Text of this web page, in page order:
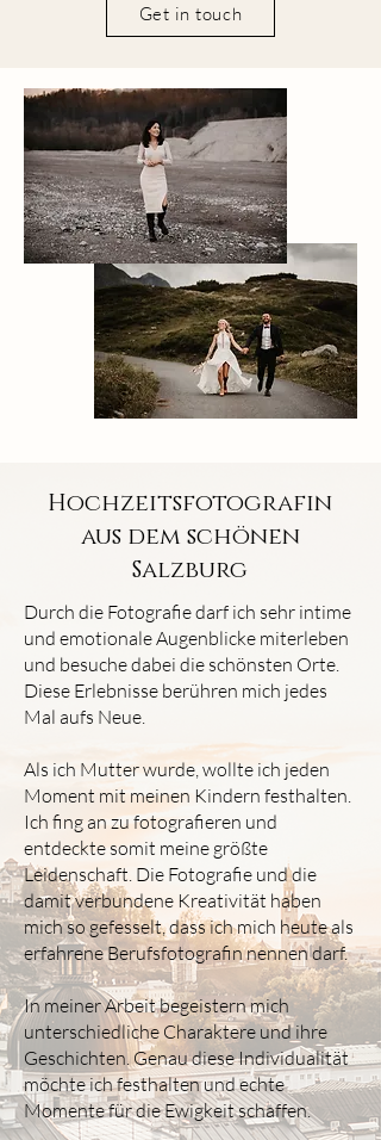
Get in touch
Hochzeitsfotografin
aus dem schönen
Salzburg
Durch die Fotografie darf ich sehr intime
und emotionale Augenblicke miterleben
und besuche dabei die schönsten Orte.
Diese Erlebnisse berühren mich jedes
Mal aufs Neue.
Als ich Mutter wurde, wollte ich jeden
Moment mit meinen Kindern festhalten.
Ich fing an zu fotografieren und
entdeckte somit meine größte
Leidenschaft. Die Fotografie und die
damit verbundene Kreativität haben
mich so gefesselt, dass ich mich heute als
erfahrene Berufsfotografin nennen darf.
In meiner Arbeit begeistern mich
unterschiedliche Charaktere und ihre
Geschichten. Genau diese Individualität
möchte ich festhalten und echte
Momente für die Ewigkeit schaffen.